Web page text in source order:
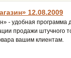
12.08.2009
- удобная программа
продажи штучного
вашим клиентам.